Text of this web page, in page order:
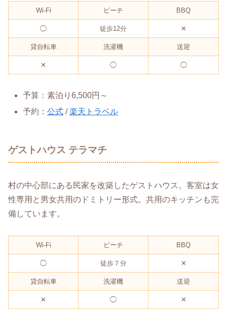
Wi-Fi ビーチ BBQ
◯ 徒歩12分 ✕
貸自転車 洗濯機 送迎
✕ ◯ ◯
予算：素泊り6,500円～
予約：公式 /楽天トラベル
ゲストハウス テラマチ
村の中心部にある民家を改築したゲストハウス。客室は女
性専用と男女共用のドミトリー形式。共用のキッチンも完
備しています。
Wi-Fi ビーチ BBQ
◯ 徒歩７分 ✕
貸自転車 洗濯機 送迎
✕ ◯ ✕